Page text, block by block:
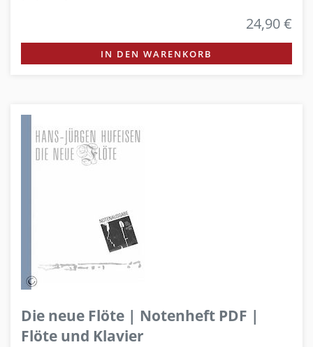
24,90 €
IN DEN WARENKORB
Die neue Flöte | Notenheft PDF |
Flöte und Klavier